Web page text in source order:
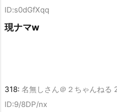
ID:s0dGfXqq
現ナマw
318: 名無しさん＠２ちゃんねる
ID:9/8DP/nx